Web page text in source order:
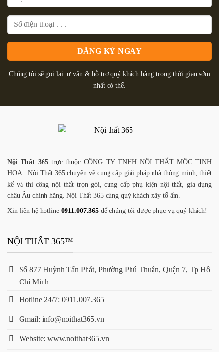
Chúng tôi sẽ gọi lại tư vấn & hỗ trợ quý khách hàng trong thời gian sớm
nhất có thể.
Nội Thất 365trực thuộc CÔNG TY TNHH NỘI THẤT MỘC TINH
HOA . Nội Thất 365 chuyên về cung cấp giải pháp nhà thông minh, thiết
kế và thi công nội thất trọn gói, cung cấp phụ kiện nội thất, gia dụng
châu Âu chính hãng. Nội Thất 365 cùng quý khách xây tổ ấm.
Xin liên hệ hotline 0911.007.365 để chúng tôi được phục vụ quý khách!
NỘI THẤT 365™
Số 877 Huỳnh Tấn Phát, Phường Phú Thuận, Quận 7, Tp Hồ
Chí Minh
Hotline 24/7: 0911.007.365
Gmail: info@noithat365.vn
Website: www.noithat365.vn